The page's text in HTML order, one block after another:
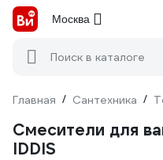
Москва
Поиск в каталоге
Главная / Сантехника /
Смесители для
IDDIS